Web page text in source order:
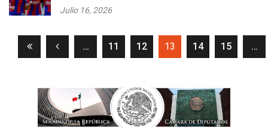
Julio 16, 2026
… 11 12 13 (current)
14 15 …